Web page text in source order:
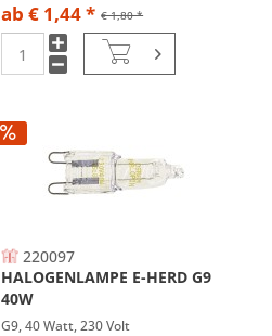
€ 1,80 *
ab € 1,44 *
220097
HALOGENLAMPE E-HERD G9
40W
G9, 40 Watt, 230 Volt